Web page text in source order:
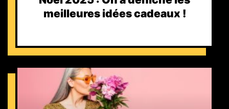
meilleures idées cadeaux !